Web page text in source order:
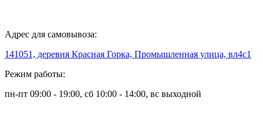
Адрес для самовывоза:
141051, деревня Красная Горка, Промышленная улица, вл4с1
Режим работы:
пн-пт 09:00 - 19:00, сб 10:00 - 14:00, вс выходной